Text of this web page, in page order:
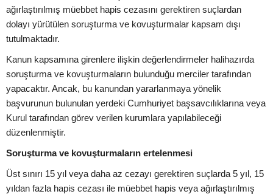
ağırlaştırılmış müebbet hapis cezasını gerektiren suçlardan
dolayı yürütülen soruşturma ve kovuşturmalar kapsam dışı
tutulmaktadır.
Kanun kapsamına girenlere ilişkin değerlendirmeler halihazırda
soruşturma ve kovuşturmaların bulunduğu merciler tarafından
yapacaktır. Ancak, bu kanundan yararlanmaya yönelik
başvurunun bulunulan yerdeki Cumhuriyet başsavcılıklarına veya
Kurul tarafından görev verilen kurumlara yapılabileceği
düzenlenmiştir.
Soruşturma ve kovuşturmaların ertelenmesi
Üst sınırı 15 yıl veya daha az cezayı gerektiren suçlarda 5 yıl, 15
yıldan fazla hapis cezası ile müebbet hapis veya ağırlaştırılmış